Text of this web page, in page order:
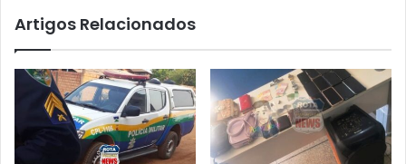
Artigos Relacionados